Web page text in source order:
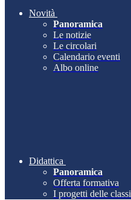
Novità
Panoramica
Le notizie
Le circolari
Calendario eventi
Albo online
Didattica
Panoramica
Offerta formativa
I progetti delle classi